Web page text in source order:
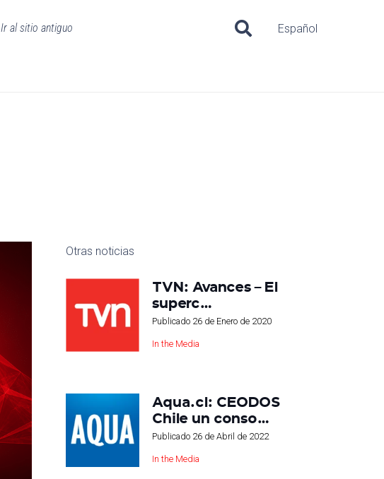
Ir al sitio antiguo Español
Otras noticias
TVN: Avances – El
superc…
Publicado 26 de Enero de 2020
In the Media
Aqua.cl: CEODOS
Chile un conso…
Publicado 26 de Abril de 2022
In the Media